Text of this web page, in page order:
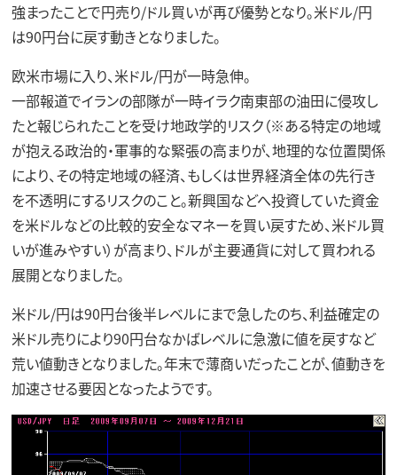
強まったことで円売り/ドル買いが再び優勢となり。米ドル/円
は90円台に戻す動きとなりました。
欧米市場に入り、米ドル/円が一時急伸。
一部報道でイランの部隊が一時イラク南東部の油田に侵攻し
たと報じられたことを受け地政学的リスク（※ある特定の地域
が抱える政治的・軍事的な緊張の高まりが、地理的な位置関係
により、その特定地域の経済、もしくは世界経済全体の先行き
を不透明にするリスクのこと。新興国などへ投資していた資金
を米ドルなどの比較的安全なマネーを買い戻すため、米ドル買
いが進みやすい）が高まり、ドルが主要通貨に対して買われる
展開となりました。
米ドル/円は90円台後半レベルにまで急したのち、利益確定の
米ドル売りにより90円台なかばレベルに急激に値を戻すなど
荒い値動きとなりました。年末で薄商いだったことが、値動きを
加速させる要因となったようです。